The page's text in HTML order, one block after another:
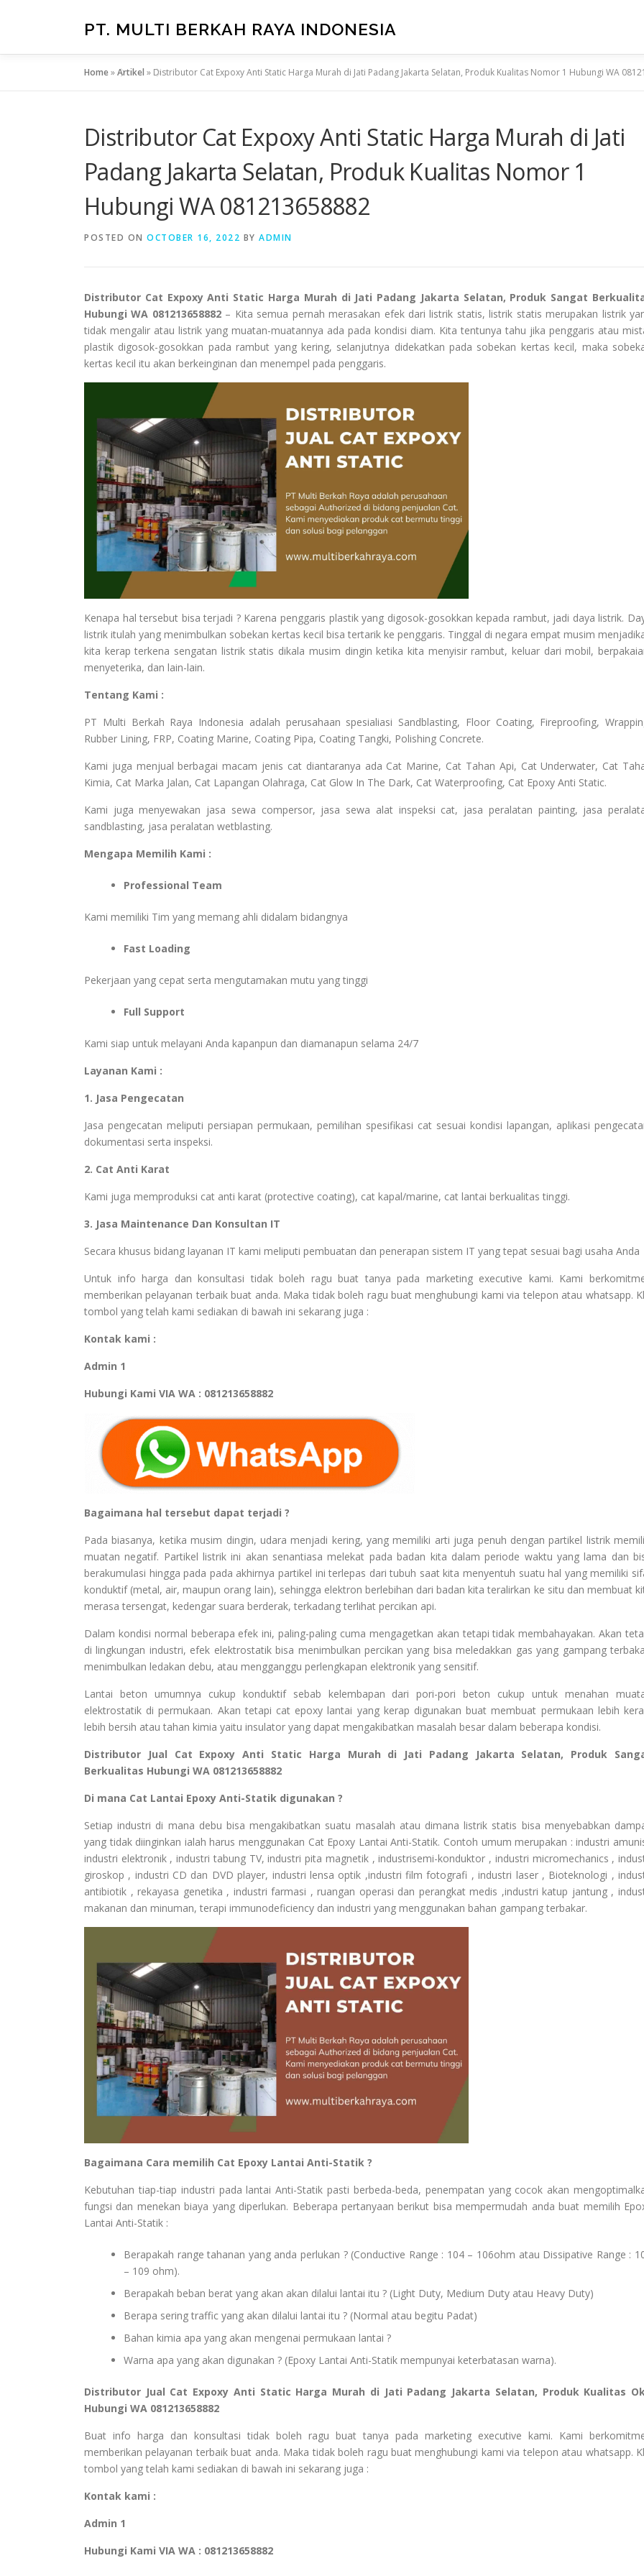
PT. MULTI BERKAH RAYA INDONESIA
Home»Artikel » Distributor Cat Expoxy Anti Static Harga Murah di Jati Padang Jakarta Selatan, Produk Kualitas Nomor 1 Hubungi WA
Distributor Cat Expoxy Anti Static Harga Murah di Jati
Padang Jakarta Selatan, Produk Kualitas Nomor 1
Hubungi WA 081213658882
POSTED ON OCTOBER 16, 2022 BY ADMIN
Distributor Cat Expoxy Anti Static Harga Murah di Jati Padang Jakarta Selatan, Produk Sangat
Hubungi WA 081213658882– Kita semua pernah merasakan efek dari listrik statis, listrik statis merupakan listrik
tidak mengalir atau listrik yang muatan-muatannya ada pada kondisi diam. Kita tentunya tahu jika penggaris atau
plastik digosok-gosokkan pada rambut yang kering, selanjutnya didekatkan pada sobekan kertas kecil, maka
kertas kecil itu akan berkeinginan dan menempel pada penggaris.
Kenapa hal tersebut bisa terjadi ? Karena penggaris plastik yang digosok-gosokkan kepada rambut, jadi daya listrik.
listrik itulah yang menimbulkan sobekan kertas kecil bisa tertarik ke penggaris. Tinggal di negara empat musim
kita kerap terkena sengatan listrik statis dikala musim dingin ketika kita menyisir rambut, keluar dari mobil,
menyeterika, dan lain-lain.
Tentang Kami :
PT Multi Berkah Raya Indonesia adalah perusahaan spesialiasi Sandblasting, Floor Coating, Fireproofing,
Rubber Lining, FRP, Coating Marine, Coating Pipa, Coating Tangki, Polishing Concrete.
Kami juga menjual berbagai macam jenis cat diantaranya ada Cat Marine, Cat Tahan Api, Cat Underwater, Cat
Kimia, Cat Marka Jalan, Cat Lapangan Olahraga, Cat Glow In The Dark, Cat Waterproofing, Cat Epoxy Anti Static.
Kami juga menyewakan jasa sewa compersor, jasa sewa alat inspeksi cat, jasa peralatan painting, jasa
sandblasting, jasa peralatan wetblasting.
Mengapa Memilih Kami :
Professional Team
Kami memiliki Tim yang memang ahli didalam bidangnya
Fast Loading
Pekerjaan yang cepat serta mengutamakan mutu yang tinggi
Full Support
Kami siap untuk melayani Anda kapanpun dan diamanapun selama 24/7
Layanan Kami :
1. Jasa Pengecatan
Jasa pengecatan meliputi persiapan permukaan, pemilihan spesifikasi cat sesuai kondisi lapangan, aplikasi
dokumentasi serta inspeksi.
2. Cat Anti Karat
Kami juga memproduksi cat anti karat (protective coating), cat kapal/marine, cat lantai berkualitas tinggi.
3. Jasa Maintenance Dan Konsultan IT
Secara khusus bidang layanan IT kami meliputi pembuatan dan penerapan sistem IT yang tepat sesuai bagi usaha Anda
Untuk info harga dan konsultasi tidak boleh ragu buat tanya pada marketing executive kami. Kami
memberikan pelayanan terbaik buat anda. Maka tidak boleh ragu buat menghubungi kami via telepon atau whatsapp.
tombol yang telah kami sediakan di bawah ini sekarang juga :
Kontak kami :
Admin 1
Hubungi Kami VIA WA : 081213658882
Bagaimana hal tersebut dapat terjadi ?
Pada biasanya, ketika musim dingin, udara menjadi kering, yang memiliki arti juga penuh dengan partikel listrik
muatan negatif. Partikel listrik ini akan senantiasa melekat pada badan kita dalam periode waktu yang lama dan
berakumulasi hingga pada pada akhirnya partikel ini terlepas dari tubuh saat kita menyentuh suatu hal yang memiliki
konduktif (metal, air, maupun orang lain), sehingga elektron berlebihan dari badan kita teralirkan ke situ dan membuat
merasa tersengat, kedengar suara berderak, terkadang terlihat percikan api.
Dalam kondisi normal beberapa efek ini, paling-paling cuma mengagetkan akan tetapi tidak membahayakan. Akan
di lingkungan industri, efek elektrostatik bisa menimbulkan percikan yang bisa meledakkan gas yang gampang
menimbulkan ledakan debu, atau mengganggu perlengkapan elektronik yang sensitif.
Lantai beton umumnya cukup konduktif sebab kelembapan dari pori-pori beton cukup untuk menahan
elektrostatik di permukaan. Akan tetapi cat epoxy lantai yang kerap digunakan buat membuat permukaan lebih
lebih bersih atau tahan kimia yaitu insulator yang dapat mengakibatkan masalah besar dalam beberapa kondisi.
Distributor Jual Cat Expoxy Anti Static Harga Murah di Jati Padang Jakarta Selatan, Produk
Berkualitas Hubungi WA 081213658882
Di mana Cat Lantai Epoxy Anti-Statik digunakan ?
Setiap industri di mana debu bisa mengakibatkan suatu masalah atau dimana listrik statis bisa menyebabkan
yang tidak diinginkan ialah harus menggunakan Cat Epoxy Lantai Anti-Statik. Contoh umum merupakan : industri
industri elektronik , industri tabung TV, industri pita magnetik , industrisemi-konduktor , industri micromechanics ,
giroskop , industri CD dan DVD player, industri lensa optik ,industri film fotografi , industri laser , Bioteknologi ,
antibiotik , rekayasa genetika , industri farmasi , ruangan operasi dan perangkat medis ,industri katup jantung ,
makanan dan minuman, terapi immunodeficiency dan industri yang menggunakan bahan gampang terbakar.
Bagaimana Cara memilih Cat Epoxy Lantai Anti-Statik ?
Kebutuhan tiap-tiap industri pada lantai Anti-Statik pasti berbeda-beda, penempatan yang cocok akan
fungsi dan menekan biaya yang diperlukan. Beberapa pertanyaan berikut bisa mempermudah anda buat memilih
Lantai Anti-Statik :
Berapakah range tahanan yang anda perlukan ? (Conductive Range : 104 – 106ohm atau Dissipative Range :
– 109 ohm).
Berapakah beban berat yang akan akan dilalui lantai itu ? (Light Duty, Medium Duty atau Heavy Duty)
Berapa sering traffic yang akan dilalui lantai itu ? (Normal atau begitu Padat)
Bahan kimia apa yang akan mengenai permukaan lantai ?
Warna apa yang akan digunakan ? (Epoxy Lantai Anti-Statik mempunyai keterbatasan warna).
Distributor Jual Cat Expoxy Anti Static Harga Murah di Jati Padang Jakarta Selatan, Produk Kualitas
Hubungi WA 081213658882
Buat info harga dan konsultasi tidak boleh ragu buat tanya pada marketing executive kami. Kami
memberikan pelayanan terbaik buat anda. Maka tidak boleh ragu buat menghubungi kami via telepon atau whatsapp.
tombol yang telah kami sediakan di bawah ini sekarang juga :
Kontak kami :
Admin 1
Hubungi Kami VIA WA : 081213658882